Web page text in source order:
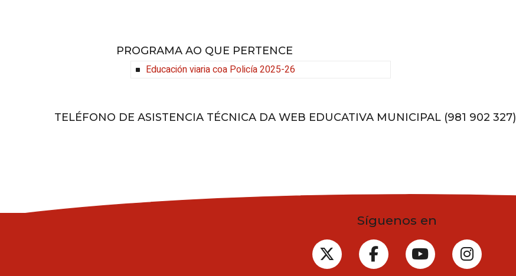
PROGRAMA AO QUE PERTENCE
Educación viaria coa Policía 2025-26
TELÉFONO DE ASISTENCIA TÉCNICA DA WEB EDUCATIVA MUNICIPAL (981 902 327)
Síguenos en